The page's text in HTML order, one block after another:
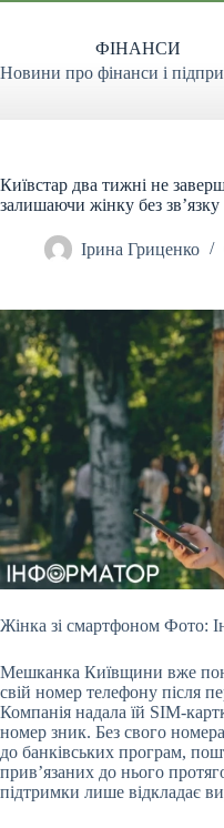
Перейти
ФІНАНСИ
Новини про фінанси і
Київстар два тижні не
залишаючи жінку без зв’язку
Ірина Гриценко
Жінка зі смартфоном Фото:
Мешканка Київщини вже
свій номер телефону після
Компанія надала їй SIM-
номер зник. Без свого
до банківських програм,
прив’язаних до нього
підтримки лише відкладає